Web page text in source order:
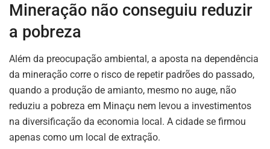
Mineração não conseguiu reduzir
a pobreza
Além da preocupação ambiental, a aposta na dependência
da mineração corre o risco de repetir padrões do passado,
quando a produção de amianto, mesmo no auge, não
reduziu a pobreza em Minaçu nem levou a investimentos
na diversificação da economia local. A cidade se firmou
apenas como um local de extração.